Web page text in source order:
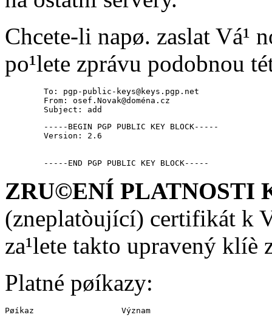
Chcete-li napø. zaslat Vá¹
po¹lete zprávu podobnou
        To: pgp-public-keys@keys.pgp.net
        From: osef.Novak@doména.cz
        Subject: add
        -----BEGIN PGP PUBLIC KEY BLOCK-----
        Version: 2.6
        -----END PGP PUBLIC KEY BLOCK-----
ZRU©ENÍ PLATNOSTI
(zneplatòující) certifikát k
za¹lete takto upravený klíè
Platné pøíkazy:
Pøíkaz                  Význam